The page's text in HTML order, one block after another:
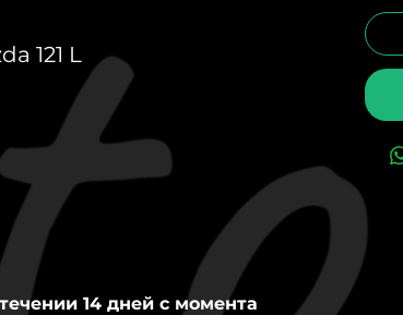
121 L
14 дней с момента